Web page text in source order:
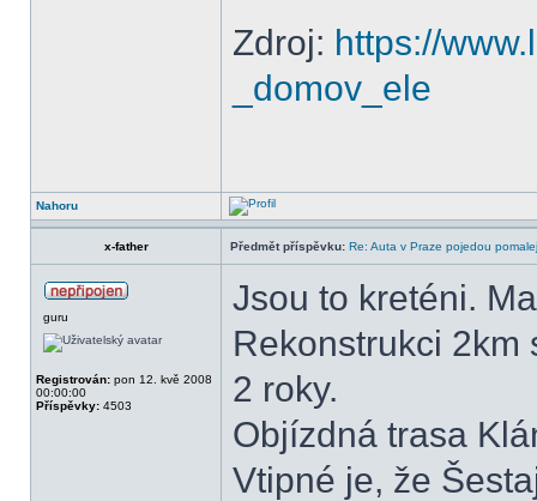
Zdroj: https://
_domov_ele
Nahoru
x-father Předmět příspěvku: Re: Auta v Praze pojedou
guru
Registrován: pon 12. kvě 2008
00:00:00
Příspěvky: 4503
Jsou to kreténi.
Rekonstrukci
2 roky.
Objízdná trasa
Vtipné je, že